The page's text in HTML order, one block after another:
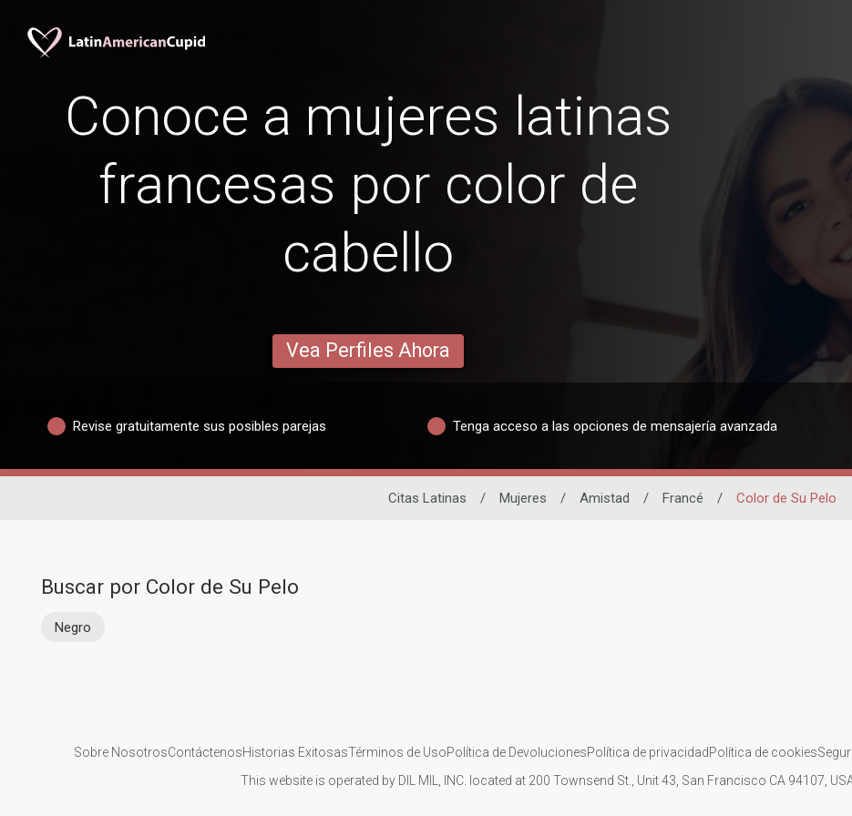
Conoce a mujeres latinas
francesas por color de
cabello
Vea Perfiles Ahora
Revise gratuitamente sus posibles parejas Tenga acceso a las opciones de mensajería avanzada
Citas Latinas / Mujeres / Amistad / Francé / Color de Su Pelo
Buscar por Color de Su Pelo
Negro
Sobre NosotrosContáctenosHistorias ExitosasTérminos de UsoPolítica de DevolucionesPolítica de privacidadPolítica de cookies
This website is operated by DIL MIL, INC. located at 200 Townsend St., Unit 43, San Francisco CA 94107,